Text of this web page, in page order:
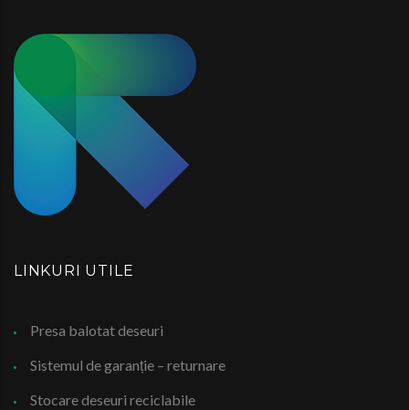
LINKURI UTILE
Presa balotat deseuri
Sistemul de garanție – returnare
Stocare deseuri reciclabile